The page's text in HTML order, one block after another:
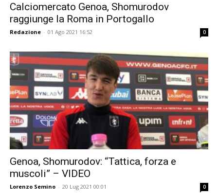
Calciomercato Genoa, Shomurodov
raggiunge la Roma in Portogallo
Redazione - 01 Ago 2021 16:52 0
Genoa, Shomurodov: “Tattica, forza e
muscoli” – VIDEO
Lorenzo Semino - 20 Lug 2021 00:01 0